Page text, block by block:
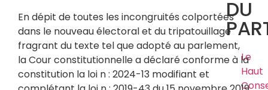
DU
Le
Haut
En dépit de toutes les incongruités colportées
dans le nouveau électoral et du tripatouillage
fragrant du texte tel que adopté au parlement,
la Cour constitutionnelle a déclaré conforme à la
constitution la loi n : 2024-13 modifiant et